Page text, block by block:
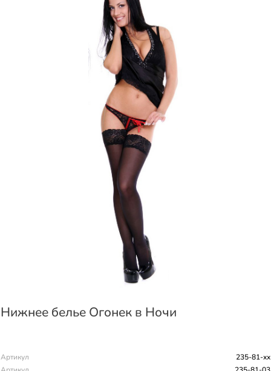
Нижнее белье Огонек в Ночи
Артикул
235-81-xx